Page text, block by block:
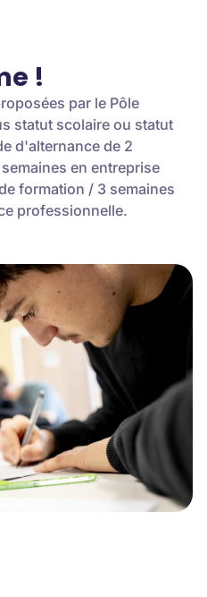
!
par le Pôle
statut scolaire ou statut
d'alternance de 2
en entreprise
formation / 3 semaines
professionnelle.